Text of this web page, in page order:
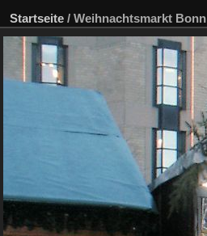
Startseite / Weihnachtsmarkt Bonn